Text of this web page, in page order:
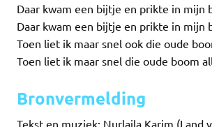
Daar kwam een bijtje en prikte in mijn
Daar kwam een bijtje en prikte in mijn
Toen liet ik maar snel ook die oude
Toen liet ik maar snel die oude boom
Bronvermelding
Tekst en muziek: Nurlaila Karim (Land